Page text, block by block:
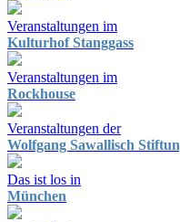
Veranstaltungen im
Kulturhof Stanggass
Veranstaltungen im
Rockhouse
Veranstaltungen der
Wolfgang Sawallisch
Das ist los in
München